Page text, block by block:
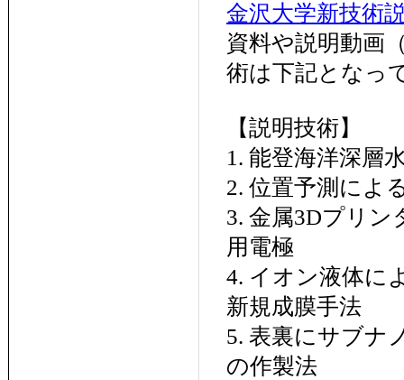
金沢大学新技術
資料や説明動画
術は下記となっ
【説明技術】
1. 能登海洋深層
2. 位置予測によ
3. 金属3Dプリ
用電極
4. イオン液体に
新規成膜手法
5. 表裏にサブナ
の作製法